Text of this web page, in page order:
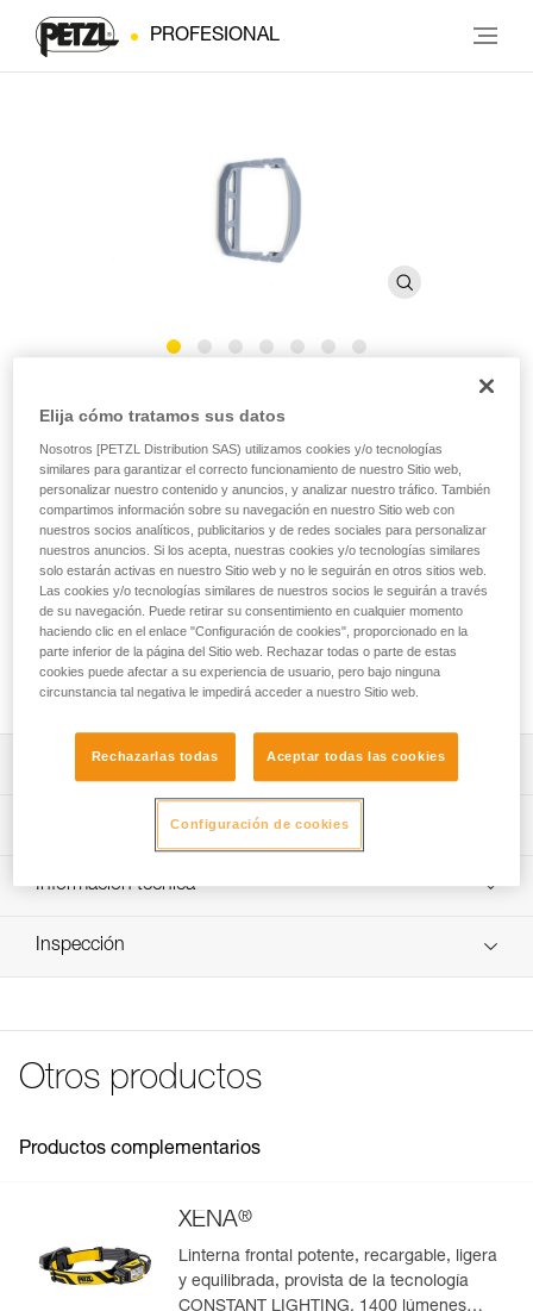
PROFESIONAL
Hebilla TIKKINA
ACTIK®, ARIA y XENA®
Hebilla de recambio para linternas frontales TIKKINA,
TIKKA, ACTIK, ARIA y XENA
Hebilla de recambio para linternas frontales TIKKINA, TIKKA,
ACTIK, ARIA y XENA.
Solicite pieza a servicio postventa
Descripción
Compatible con las linternas frontales TIKKINA
(E065AAXX), ARIA 1 RGB (E069BAXX), ARIA 2 RGB
ARIA 1R (E069CA00), ARIA 2R (E071AA00) y XENA
(E004BA00).
Características técnicas
Referencia : E060BA00
Garantía : 3 Años
Información técnica
FAQ
Inspección
Gestión y control simplificados de tus EPI
Otros productos
Productos complementarios
XENA®
Linterna frontal potente, recargable, ligera
y equilibrada, provista de la tecnología
CONSTANT LIGHTING. 1400 lúmenes
Elija cómo tratamos sus datos
Nosotros [PETZL Distribution SAS) utilizamos cookies y/o tecnologías
similares para garantizar el correcto funcionamiento de nuestro Sitio web,
personalizar nuestro contenido y anuncios, y analizar nuestro tráfico. También
compartimos información sobre su navegación en nuestro Sitio web con
nuestros socios analíticos, publicitarios y de redes sociales para personalizar
nuestros anuncios. Si los acepta, nuestras cookies y/o tecnologías similares
solo estarán activas en nuestro Sitio web y no le seguirán en otros sitios web.
Las cookies y/o tecnologías similares de nuestros socios le seguirán a través
de su navegación. Puede retirar su consentimiento en cualquier momento
haciendo clic en el enlace "Configuración de cookies", proporcionado en la
parte inferior de la página del Sitio web. Rechazar todas o parte de estas
cookies puede afectar a su experiencia de usuario, pero bajo ninguna
circunstancia tal negativa le impedirá acceder a nuestro Sitio web.
Rechazarlas todas Aceptar todas las cookies
Configuración de cookies